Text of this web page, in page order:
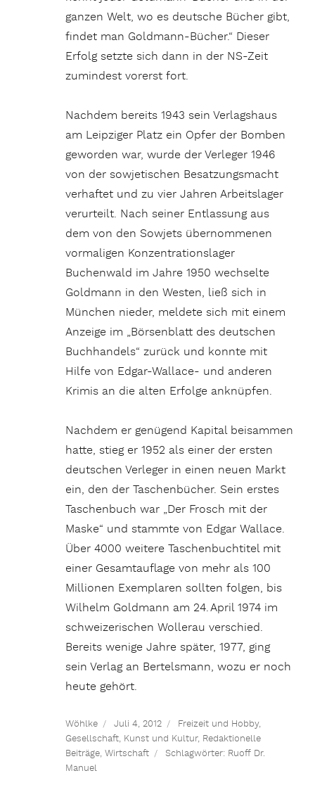
ganzen Welt, wo es deutsche Bücher gibt,
findet man Goldmann-Bücher.“ Dieser
Erfolg setzte sich dann in der NS-Zeit
zumindest vorerst fort.
Nachdem bereits 1943 sein Verlagshaus
am Leipziger Platz ein Opfer der Bomben
geworden war, wurde der Verleger 1946
von der sowjetischen Besatzungsmacht
verhaftet und zu vier Jahren Arbeitslager
verurteilt. Nach seiner Entlassung aus
dem von den Sow­jets übernommenen
vormaligen Konzentrationslager
Buchenwald im Jahre 1950 wechselte
Goldmann in den Westen, ließ sich in
München nieder, meldete sich mit einem
Anzeige im „Börsenblatt des deutschen
Buchhandels“ zurück und konnte mit
Hilfe von Edgar-Wallace- und anderen
Krimis an die alten Erfolge anknüpfen.
Nachdem er genügend Kapital beisammen
hatte, stieg er 1952 als einer der ersten
deutschen Verleger in einen neuen Markt
ein, den der Taschenbücher. Sein erstes
Taschenbuch war „Der Frosch mit der
Maske“ und stammte von Edgar Wallace.
Über 4000 weitere Taschenbuchtitel mit
einer Gesamtauflage von mehr als 100
Millionen Exemplaren sollten folgen, bis
Wilhelm Goldmann am 24. April 1974 im
schweizerischen Wollerau verschied.
Bereits wenige Jahre später, 1977, ging
sein Verlag an Bertelsmann, wozu er noch
heute gehört.
Wöhlke Juli 4, 2012 Freizeit und Hobby,
Gesellschaft, Kunst und Kultur, Redaktionelle
Beiträge,Wirtschaft Schlagwörter: Ruoff Dr.
Manuel